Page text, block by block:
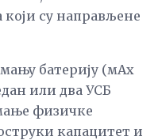
који су направљене
батерију (мАх
или два УСБ
физичке
капацитет и